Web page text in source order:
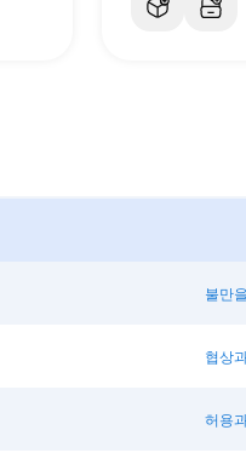
불만
협상
허용